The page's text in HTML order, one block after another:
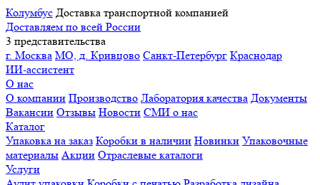
Колумбус Доставка транспортной компанией
Доставляем по всей России
3 представительства
г. Москва МО, д. Кривцово Санкт-Петербург Краснодар
ИИ-ассистент
О нас
О компании Производство Лаборатория качества Документы
Вакансии Отзывы Новости СМИ о нас
Каталог
Упаковка на заказ Коробки в наличии Новинки Упаковочные
материалы Акции Отраслевые каталоги
Услуги